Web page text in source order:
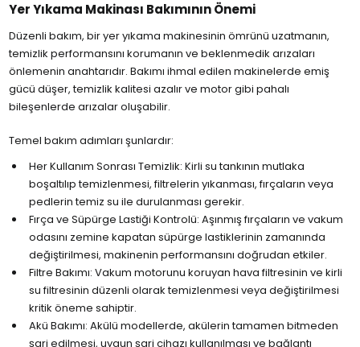
Yer Yıkama Makinası Bakımının Önemi
Düzenli bakım, bir yer yıkama makinesinin ömrünü uzatmanın,
temizlik performansını korumanın ve beklenmedik arızaları
önlemenin anahtarıdır. Bakımı ihmal edilen makinelerde emiş
gücü düşer, temizlik kalitesi azalır ve motor gibi pahalı
bileşenlerde arızalar oluşabilir.
Temel bakım adımları şunlardır:
Her Kullanım Sonrası Temizlik: Kirli su tankının mutlaka
boşaltılıp temizlenmesi, filtrelerin yıkanması, fırçaların veya
pedlerin temiz su ile durulanması gerekir.
Fırça ve Süpürge Lastiği Kontrolü: Aşınmış fırçaların ve vakum
odasını zemine kapatan süpürge lastiklerinin zamanında
değiştirilmesi, makinenin performansını doğrudan etkiler.
Filtre Bakımı: Vakum motorunu koruyan hava filtresinin ve kirli
su filtresinin düzenli olarak temizlenmesi veya değiştirilmesi
kritik öneme sahiptir.
Akü Bakımı: Akülü modellerde, akülerin tamamen bitmeden
şarj edilmesi, uygun şarj cihazı kullanılması ve bağlantı